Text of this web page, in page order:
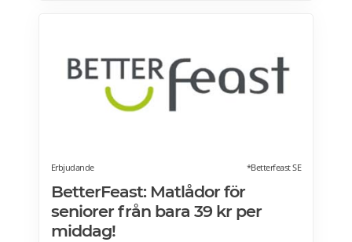
pant. Läs mer om pensionärsrabatter på City
Gross här.
Erbjudande *Betterfeast SE
BetterFeast: Matlådor för
seniorer från bara 39 kr per
middag!